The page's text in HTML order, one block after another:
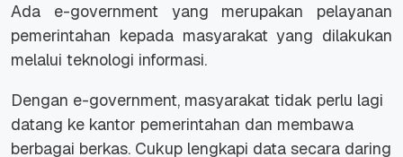
Ada e-government yang merupakan pelayanan
pemerintahan kepada masyarakat yang dilakukan
melalui teknologi informasi.
Dengan e-government, masyarakat tidak perlu lagi
datang ke kantor pemerintahan dan membawa
berbagai berkas. Cukup lengkapi data secara daring